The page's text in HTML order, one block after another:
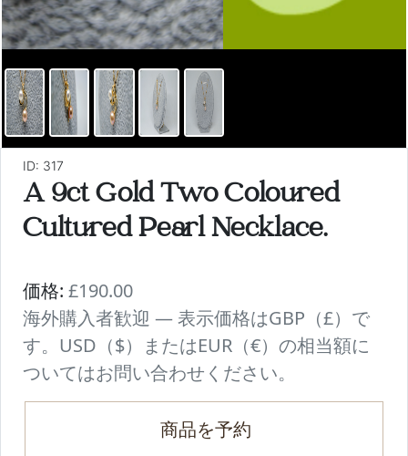
ID: 317
A 9ct Gold Two Coloured
Cultured Pearl Necklace.
価格: £190.00
海外購入者歓迎 — 表示価格はGBP（£）で
す。USD（$）またはEUR（€）の相当額に
ついてはお問い合わせください。
商品を予約